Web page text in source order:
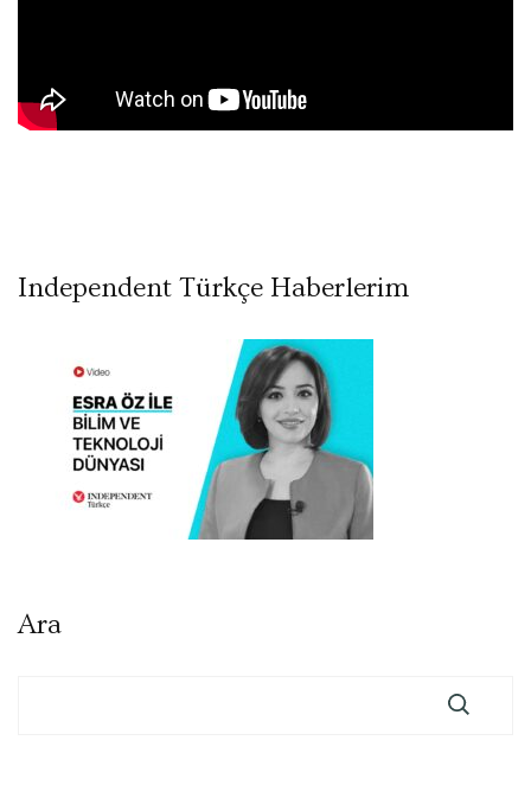
Independent Türkçe Haberlerim
Ara